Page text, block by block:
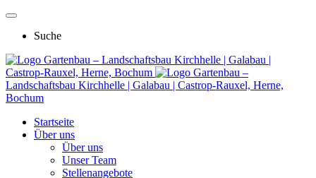
Suche
Gartenbau – Landschaftsbau Kirchhelle | Galabau |
Castrop-Rauxel, Herne, Bochum
Gartenbau –
Landschaftsbau Kirchhelle | Galabau | Castrop-Rauxel, Herne,
Bochum
Startseite
Über uns
Über uns
Unser Team
Stellenangebote